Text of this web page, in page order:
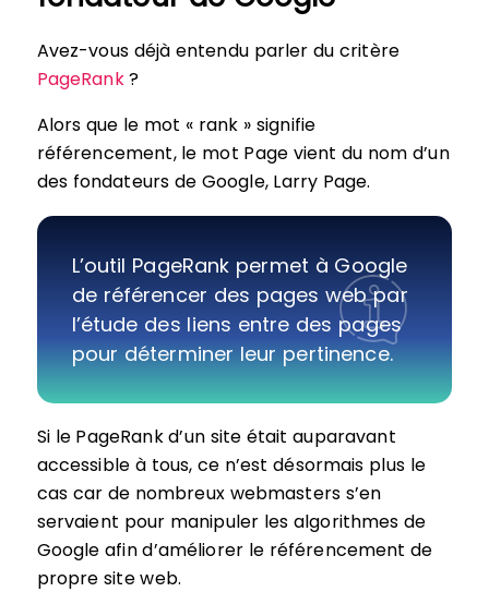
Avez-vous déjà entendu parler du critère
PageRank?
Alors que le mot « rank » signifie
référencement, le mot Page vient du nom d’un
des fondateurs de Google, Larry Page.
L’outil PageRank permet à Google
de référencer des pages web par
l’étude des liens entre des pages
pour déterminer leur pertinence.
Si le PageRank d’un site était auparavant
accessible à tous, ce n’est désormais plus le
cas car de nombreux webmasters s’en
servaient pour manipuler les algorithmes de
Google afin d’améliorer le référencement de
propre site web.